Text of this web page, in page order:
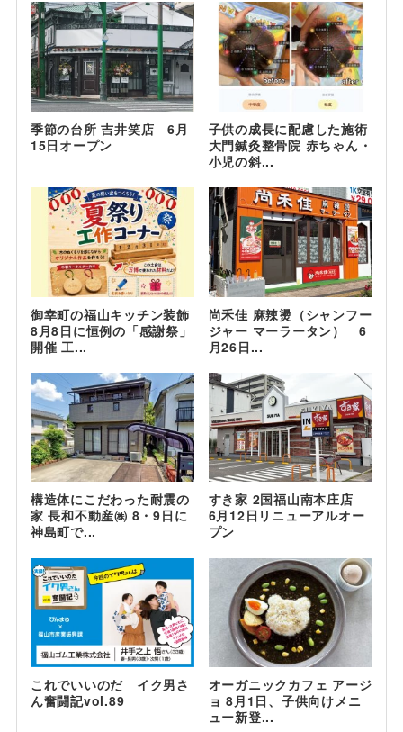
季節の台所 吉井笑店 6月
15日オープン
子供の成長に配慮した施術
大門鍼灸整骨院 赤ちゃん・
小児の斜...
御幸町の福山キッチン装飾
8月8日に恒例の「感謝祭」
開催 工...
尚禾佳 麻辣燙（シャンフー
ジャー マーラータン） 6
月26日...
構造体にこだわった耐震の
家 長和不動産㈱ 8・9日に
神島町で...
すき家 2国福山南本庄店
6月12日リニューアルオー
プン
これでいいのだ イク男さ
ん奮闘記vol.89
オーガニックカフェ アージ
ョ 8月1日、子供向けメニ
ュー新登...